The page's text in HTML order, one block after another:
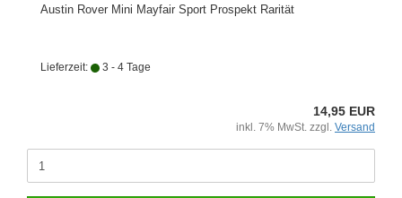
Austin Rover Mini Mayfair Sport Prospekt Rarität
Lieferzeit: 3 - 4 Tage
14,95 EUR
inkl. 7% MwSt. zzgl. Versand